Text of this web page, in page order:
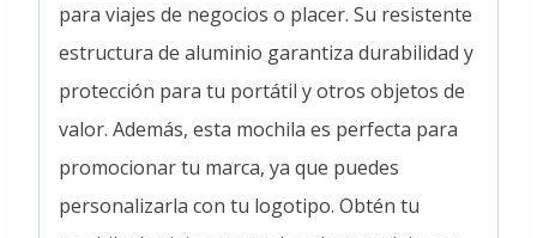
para viajes de negocios o placer. Su resistente
estructura de aluminio garantiza durabilidad y
protección para tu portátil y otros objetos de
valor. Además, esta mochila es perfecta para
promocionar tu marca, ya que puedes
personalizarla con tu logotipo. Obtén tu